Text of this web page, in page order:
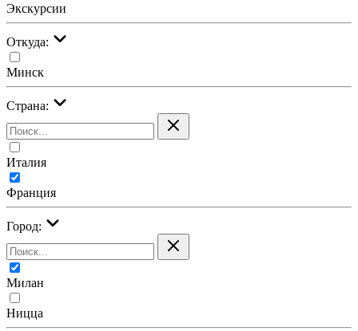
Экскурсии
Откуда:
Минск
Страна:
Италия
Франция
Город:
Милан
Ницца